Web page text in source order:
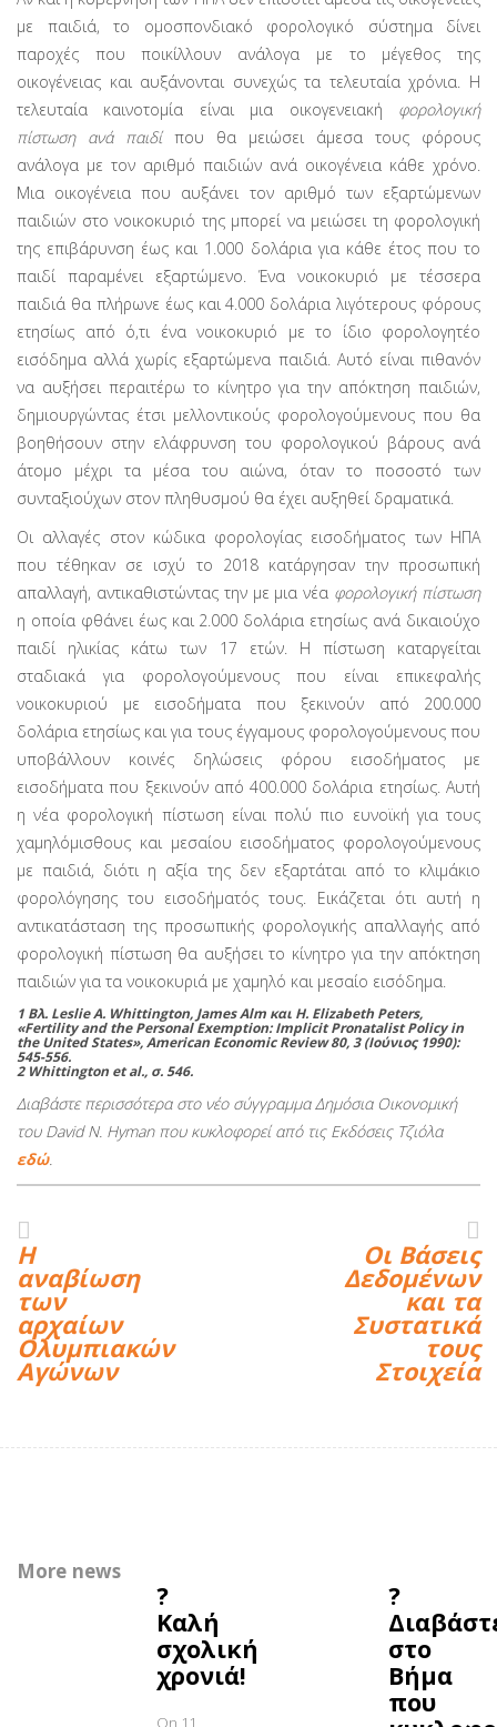
με παιδιά, το ομοσπονδιακό φορολογικό σύστημα δίνει
παροχές που ποικίλλουν ανάλογα με το μέγεθος της
οικογένειας και αυξάνονται συνεχώς τα τελευταία χρόνια. Η
τελευταία καινοτομία είναι μια οικογενειακή φορολογική
πίστωση ανά παιδί που θα μειώσει άμεσα τους φόρους
ανάλογα με τον αριθμό παιδιών ανά οικογένεια κάθε χρόνο.
Μια οικογένεια που αυξάνει τον αριθμό των εξαρτώμενων
παιδιών στο νοικοκυριό της μπορεί να μειώσει τη φορολογική
της επιβάρυνση έως και 1.000 δολάρια για κάθε έτος που το
παιδί παραμένει εξαρτώμενο. Ένα νοικοκυριό με τέσσερα
παιδιά θα πλήρωνε έως και 4.000 δολάρια λιγότερους φόρους
ετησίως από ό,τι ένα νοικοκυριό με το ίδιο φορολογητέο
εισόδημα αλλά χωρίς εξαρτώμενα παιδιά. Αυτό είναι πιθανόν
να αυξήσει περαιτέρω το κίνητρο για την απόκτηση παιδιών,
δημιουργώντας έτσι μελλοντικούς φορολογούμενους που θα
βοηθήσουν στην ελάφρυνση του φορολογικού βάρους ανά
άτομο μέχρι τα μέσα του αιώνα, όταν το ποσοστό των
συνταξιούχων στον πληθυσμού θα έχει αυξηθεί δραματικά.
Οι αλλαγές στον κώδικα φορολογίας εισοδήματος των ΗΠΑ
που τέθηκαν σε ισχύ το 2018 κατάργησαν την προσωπική
απαλλαγή, αντικαθιστώντας την με μια νέα φορολογική πίστωση
η οποία φθάνει έως και 2.000 δολάρια ετησίως ανά δικαιούχο
παιδί ηλικίας κάτω των 17 ετών. Η πίστωση καταργείται
σταδιακά για φορολο­γούμενους που είναι επικεφαλής
νοικοκυριού με εισοδήματα που ξεκινούν από 200.000
δολάρια ετησίως και για τους έγγαμους φορολογούμενους που
υποβάλλουν κοινές δηλώσεις φόρου εισοδήματος με
εισοδήματα που ξεκινούν από 400.000 δολάρια ετησίως. Αυτή
η νέα φορολογική πίστωση είναι πολύ πιο ευνοϊκή για τους
χαμηλόμισθους και μεσαίου εισοδήματος φορολογούμενους
με παιδιά, διότι η αξία της δεν εξαρτάται από το κλιμάκιο
φορολόγησης του εισοδήματός τους. Εικάζεται ότι αυτή η
αντικατάσταση της προσωπικής φορολογι­κής απαλλαγής από
φορολογική πίστωση θα αυξήσει το κίνητρο για την απόκτηση
παιδιών για τα νοικοκυριά με χαμηλό και μεσαίο εισόδημα.
1 Βλ. Leslie A. Whittington, James Alm και H. Elizabeth Peters,
«Fertility and the Personal Exemption: Implicit Pronatalist Policy in
the United States», American Economic Review 80, 3 (Ιούνιος 1990):
545-556.
2 Whittington et al., σ. 546.
Διαβάστε περισσότερα στο νέο σύγγραμμα Δημόσια Οικονομική
του David N. Hyman που κυκλοφορεί από τις Εκδόσεις Τζιόλα
εδώ.
Η
αναβίωση
των
αρχαίων
Ολυμπιακών
Αγώνων
Οι Βάσεις
Δεδομένων
και τα
Συστατικά
τους
Στοιχεία
More news
?
Καλή
σχολική
χρονιά!
On 11
?
στο
Βήμα
που